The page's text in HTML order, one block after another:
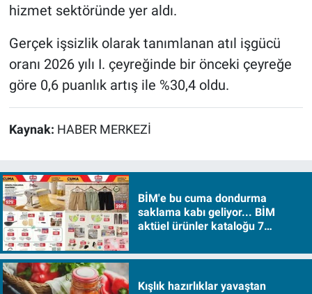
hizmet sektöründe yer aldı.
Gerçek işsizlik olarak tanımlanan atıl işgücü
oranı 2026 yılı I. çeyreğinde bir önceki çeyreğe
göre 0,6 puanlık artış ile %30,4 oldu.
Kaynak: HABER MERKEZİ
BİM'e bu cuma dondurma
saklama kabı geliyor... BİM
aktüel ürünler kataloğu 7
Kışlık hazırlıklar yavaştan